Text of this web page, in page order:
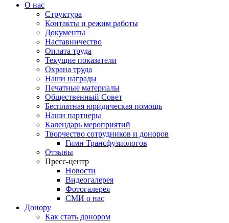
О нас
Структура
Контакты и режим работы
Документы
Наставничество
Оплата труда
Текущие показатели
Охрана труда
Наши награды
Печатные материалы
Общественный Совет
Бесплатная юридическая помощь
Наши партнеры
Календарь мероприятий
Творчество сотрудников и доноров
Гимн Трансфузиологов
Отзывы
Пресс-центр
Новости
Видеогалерея
Фотогалерея
СМИ о нас
Донору
Как стать донором